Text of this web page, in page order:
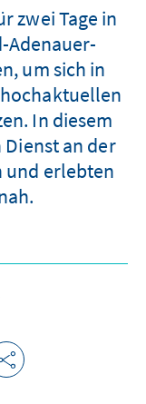
zwei Tage in
Adenauer-
um sich in
In diesem
an der
und erlebten